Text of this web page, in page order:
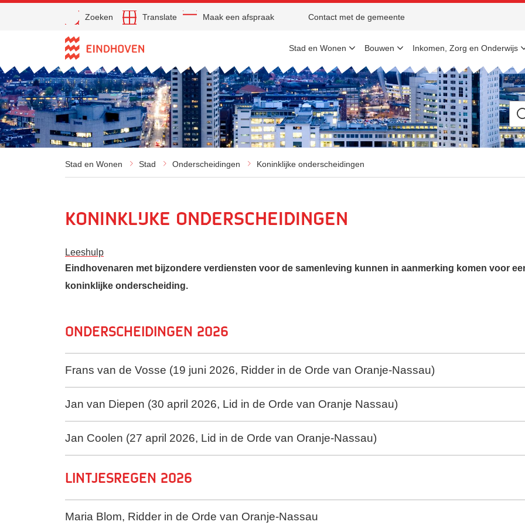
Direct naar de inhoud
Open
Zoeken Translate Maak een afspraak Contact met de gemeente
Stad en Wonen Bouwen Inkomen, Zorg en Onderwijs
op
Stad en Wonen Stad Onderscheidingen Koninklijke onderscheidingen
Koninklijke onderscheidingen
Leeshulp
Eindhovenaren met bijzondere verdiensten voor de samenleving kunnen in aanmerking komen voor
koninklijke onderscheiding.
Onderscheidingen 2026
Frans van de Vosse (19 juni 2026, Ridder in de Orde van Oranje-Nassau)
Jan van Diepen (30 april 2026, Lid in de Orde van Oranje Nassau)
Jan Coolen (27 april 2026, Lid in de Orde van Oranje-Nassau)
Lintjesregen 2026
Maria Blom, Ridder in de Orde van Oranje-Nassau